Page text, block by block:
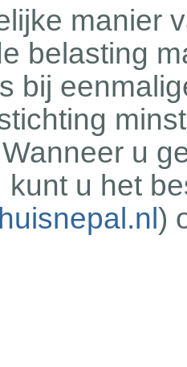
manier
belasting
bij
u
kunt u het
)